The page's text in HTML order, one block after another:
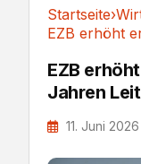
Startseite›
EZB
Jahren
11. Juni 2026